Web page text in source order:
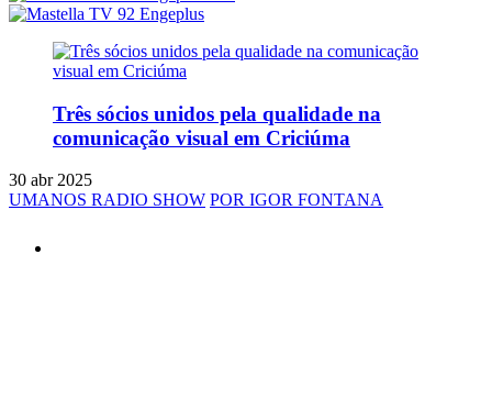
Três sócios unidos pela qualidade na
comunicação visual em Criciúma
30 abr 2025
UMANOS RADIO SHOW POR IGOR FONTANA